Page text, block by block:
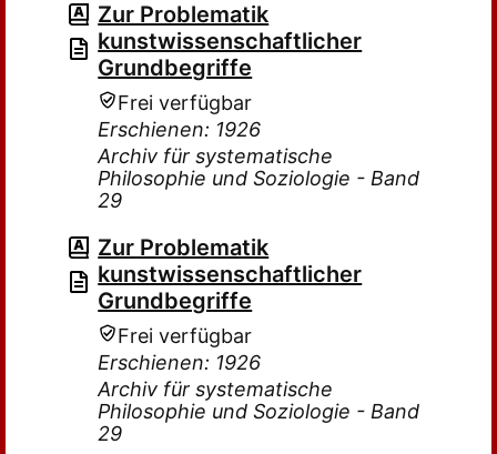
Zur Problematik
kunstwissenschaftlicher
Grundbegriffe
Frei verfügbar
Erschienen: 1926
Archiv für systematische
Philosophie und Soziologie - Band
29
Zur Problematik
kunstwissenschaftlicher
Grundbegriffe
Frei verfügbar
Erschienen: 1926
Archiv für systematische
Philosophie und Soziologie - Band
29